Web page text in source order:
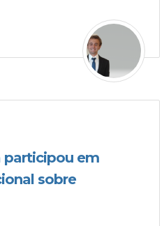
participou em
sobre